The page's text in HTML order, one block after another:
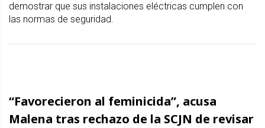
demostrar que sus instalaciones eléctricas cumplen con
las normas de seguridad.
“Favorecieron al feminicida”, acusa
Malena tras rechazo de la SCJN de revisar